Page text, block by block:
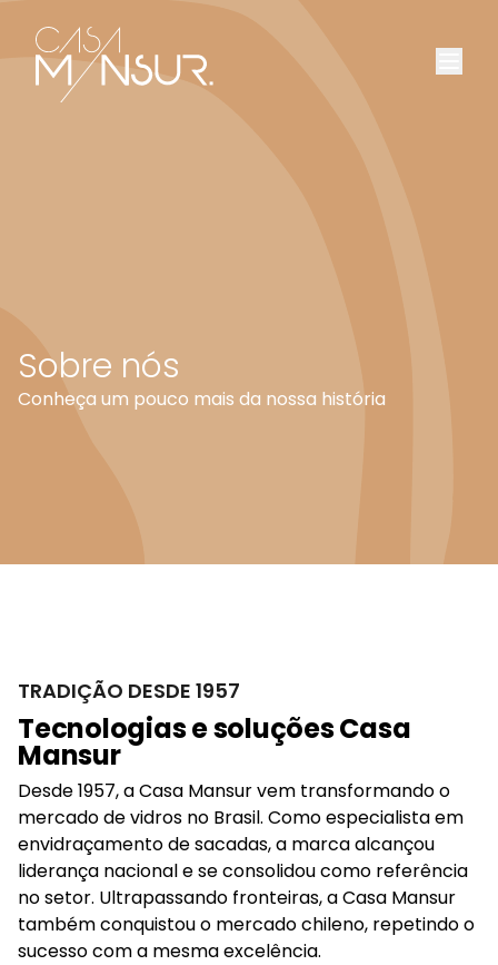
Sobre nós
Conheça um pouco mais da nossa história
TRADIÇÃO DESDE 1957
Tecnologias e soluções Casa
Mansur
Desde 1957, a Casa Mansur vem transformando o
mercado de vidros no Brasil. Como especialista em
envidraçamento de sacadas, a marca alcançou
liderança nacional e se consolidou como referência
no setor. Ultrapassando fronteiras, a Casa Mansur
também conquistou o mercado chileno, repetindo o
sucesso com a mesma excelência.